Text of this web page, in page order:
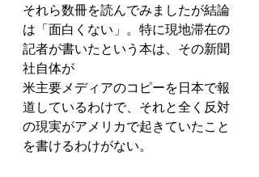
それら数冊を読んでみましたが結論
は「面白くない」。特に現地滞在の
記者が書いたという本は、その新聞
社自体が
米主要メディアのコピーを日本で報
道しているわけで、それと全く反対
の現実がアメリカで起きていたこと
を書けるわけがない。